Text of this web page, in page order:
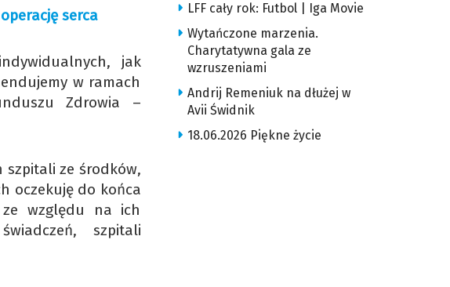
serca
jak
w ramach
Zdrowia –
szpitali ze środków,
oczekuję do końca
względu na ich
szpitali
LFF cały rok: Futbol | Iga Movie
Wytańczone marzenia.
Charytatywna gala ze
wzruszeniami
Andrij Remeniuk na dłużej w
Avii Świdnik
18.06.2026 Piękne życie